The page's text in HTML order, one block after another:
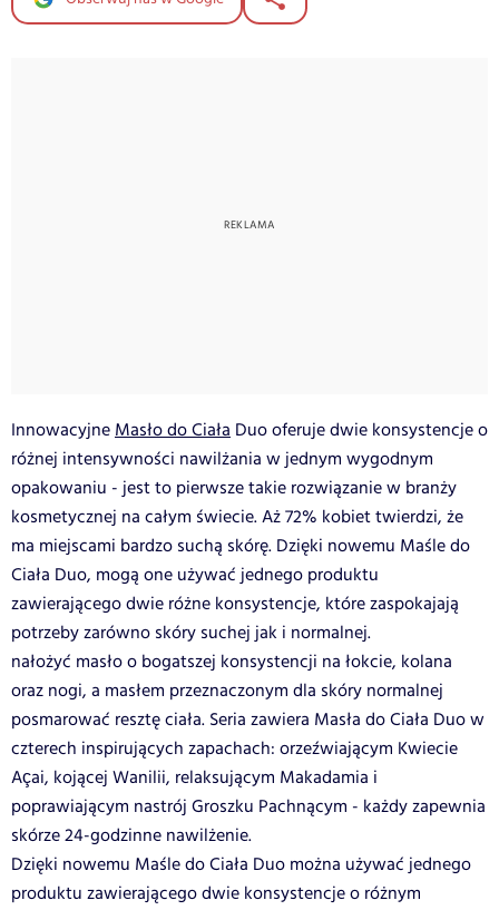
InnowacyjneMasło do Ciała Duo oferuje dwie konsystencje o
różnej intensywności nawilżania w jednym wygodnym
opakowaniu - jest to pierwsze takie rozwiązanie w branży
kosmetycznej na całym świecie. Aż 72% kobiet twierdzi, że
ma miejscami bardzo suchą skórę. Dzięki nowemu Maśle do
Ciała Duo, mogą one używać jednego produktu
zawierającego dwie różne konsystencje, które zaspokajają
potrzeby zarówno skóry suchej jak i normalnej.
nałożyć masło o bogatszej konsystencji na łokcie, kolana
oraz nogi, a masłem przeznaczonym dla skóry normalnej
posmarować resztę ciała. Seria zawiera Masła do Ciała Duo w
czterech inspirujących zapachach: orzeźwiającym Kwiecie
Açai, kojącej Wanilii, relaksującym Makadamia i
poprawiającym nastrój Groszku Pachnącym - każdy zapewnia
skórze 24-godzinne nawilżenie.
Dzięki nowemu Maśle do Ciała Duo można używać jednego
produktu zawierającego dwie konsystencje o różnym